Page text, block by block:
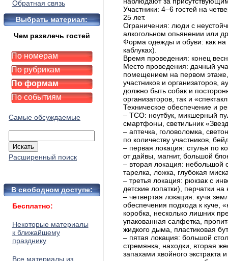
Обратная связь
Выбрать материал:
Чем развлечь гостей
По номерам
По рубрикам
По формам
По событиям
Самые обсуждаемые
Расширенный поиск
В свободном доступе:
Бесплатно:
Некоторые материалы
к ближайшему
празднику
Все материалы из
Участники: 4–6 гостей на
25 лет.
Ограничения: люди с
алкогольном опьянении или
Форма одежды и обуви: как на
каблуках).
Время проведения: конец
Место проведения: дачный
помещением на первом этаже,
участников и организаторов,
должно быть собак и
организаторов, так и
Техническое обеспечение и
– ТСО: ноутбук, микшерный
смартфоны, светильник
– аптечка, головоломка,
по количеству участников,
– первая локация: стулья по
от дайвы, магнит, большой
– вторая локация: небольшой
тарелка, ложка, глубокая
– третья локация: рюкзак с
детские лопатки), перчатки
– четвертая локация: куча
обеспечения подхода к куче,
коробка, несколько лишних
упакованная салфетка,
жидкого дыма, пластиковая
– пятая локация: большой
стремянка, находки, вторая
запахами хвойного экстракта